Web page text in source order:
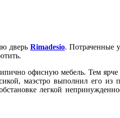
дверь Rimadesio. Потраченные
офисную мебель. Тем
маэстро выполнил его из
легкой